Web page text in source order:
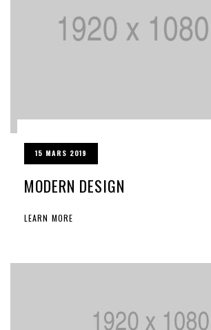
15 MARS 2019
MODERN DESIGN
LEARN MORE